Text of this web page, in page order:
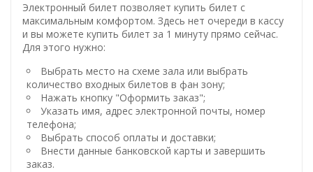
Электронный билет позволяет купить билет с
максимальным комфортом. Здесь нет очереди в кассу
и вы можете купить билет за 1 минуту прямо сейчас.
Для этого нужно:
Выбрать место на схеме зала или выбрать
количество входных билетов в фан зону;
Нажать кнопку "Оформить заказ";
Указать имя, адрес электронной почты, номер
телефона;
Выбрать способ оплаты и доставки;
Внести данные банковской карты и завершить
заказ.